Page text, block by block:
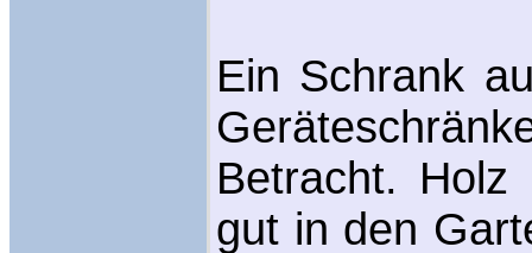
Ein Schrank
Betracht.
gut in den